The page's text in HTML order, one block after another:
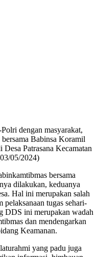
dengan masyarakat,
Babinsa Koramil
Patrasana Kecamatan
05/2024)
bersama
dilakukan, keduanya
Hal ini merupakan salah
tugas sehari-
DDS ini merupakan wadah
dan mendengarkan
Keamanan.
yang padu juga